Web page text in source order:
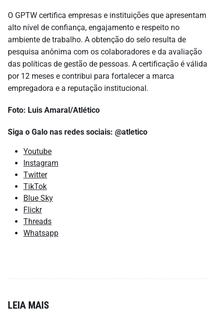
O GPTW certifica empresas e instituições que apresentam
alto nível de confiança, engajamento e respeito no
ambiente de trabalho. A obtenção do selo resulta de
pesquisa anônima com os colaboradores e da avaliação
das políticas de gestão de pessoas. A certificação é válida
por 12 meses e contribui para fortalecer a marca
empregadora e a reputação institucional.
Foto: Luis Amaral/Atlético
Siga o Galo nas redes sociais: @atletico
Youtube
Instagram
Twitter
TikTok
Blue Sky
Flickr
Threads
Whatsapp
LEIA MAIS